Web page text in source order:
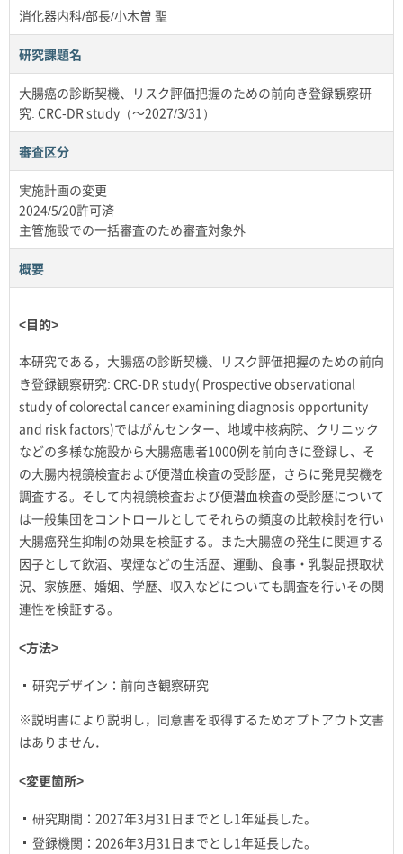
消化器内科/部長/小木曽 聖
研究課題名
大腸癌の診断契機、リスク評価把握のための前向き登録観察研
究: CRC-DR study（～2027/3/31）
審査区分
実施計画の変更
2024/5/20許可済
主管施設での一括審査のため審査対象外
概要
<目的>
本研究である，大腸癌の診断契機、リスク評価把握のための前向
き登録観察研究: CRC-DR study( Prospective observational
study of colorectal cancer examining diagnosis opportunity
and risk factors)ではがんセンター、地域中核病院、クリニック
などの多様な施設から大腸癌患者1000例を前向きに登録し、そ
の大腸内視鏡検査および便潜血検査の受診歴，さらに発見契機を
調査する。そして内視鏡検査および便潜血検査の受診歴について
は一般集団をコントロールとしてそれらの頻度の比較検討を行い
大腸癌発生抑制の効果を検証する。また大腸癌の発生に関連する
因子として飲酒、喫煙などの生活歴、運動、食事・乳製品摂取状
況、家族歴、婚姻、学歴、収入などについても調査を行いその関
連性を検証する。
<方法>
研究デザイン：前向き観察研究
※説明書により説明し，同意書を取得するためオプトアウト文書
はありません．
<変更箇所>
研究期間：2027年3月31日までとし1年延長した。
登録機関：2026年3月31日までとし1年延長した。